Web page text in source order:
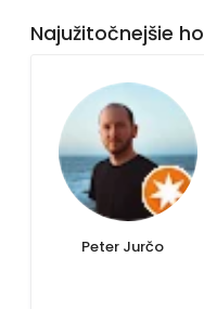
Najužitočnejšie
Peter Jurčo